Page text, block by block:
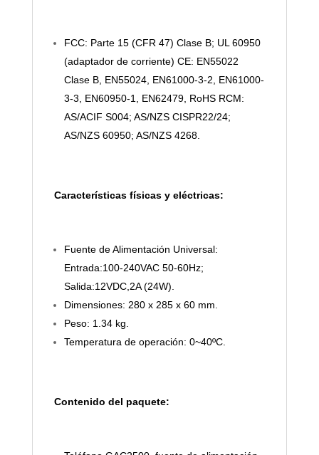
FCC: Parte 15 (CFR 47) Clase B; UL 60950
(adaptador de corriente) CE: EN55022
Clase B, EN55024, EN61000-3-2, EN61000-
3-3, EN60950-1, EN62479, RoHS RCM:
AS/ACIF S004; AS/NZS CISPR22/24;
AS/NZS 60950; AS/NZS 4268.
Características físicas y eléctricas:
Fuente de Alimentación Universal:
Entrada:100-240VAC 50-60Hz;
Salida:12VDC,2A (24W).
Dimensiones: 280 x 285 x 60 mm.
Peso: 1.34 kg.
Temperatura de operación: 0~40ºC.
Contenido del paquete: